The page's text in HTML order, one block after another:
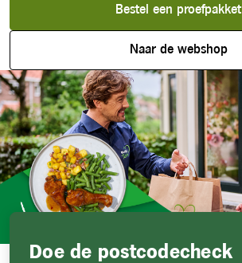
Bestel een proefpakket
Naar de webshop
Doe de postcodecheck